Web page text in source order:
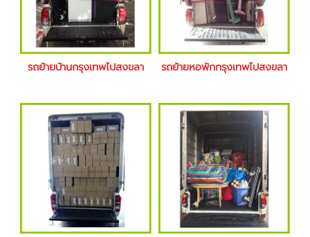
รถย้ายบ้านกรุงเทพไปสงขลา รถย้ายหอพักกรุงเทพไปสงขลา